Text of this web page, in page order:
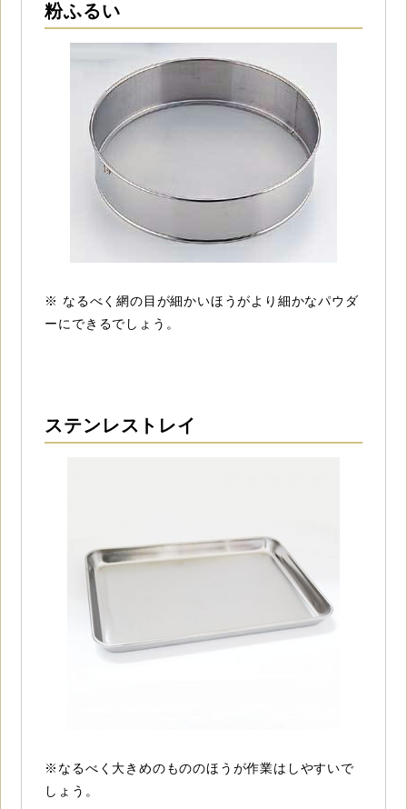
粉ふるい
※ なるべく網の目が細かいほうがより細かなパウダ
ーにできるでしょう。
ステンレストレイ
※なるべく大きめのもののほうが作業はしやすいで
しょう。